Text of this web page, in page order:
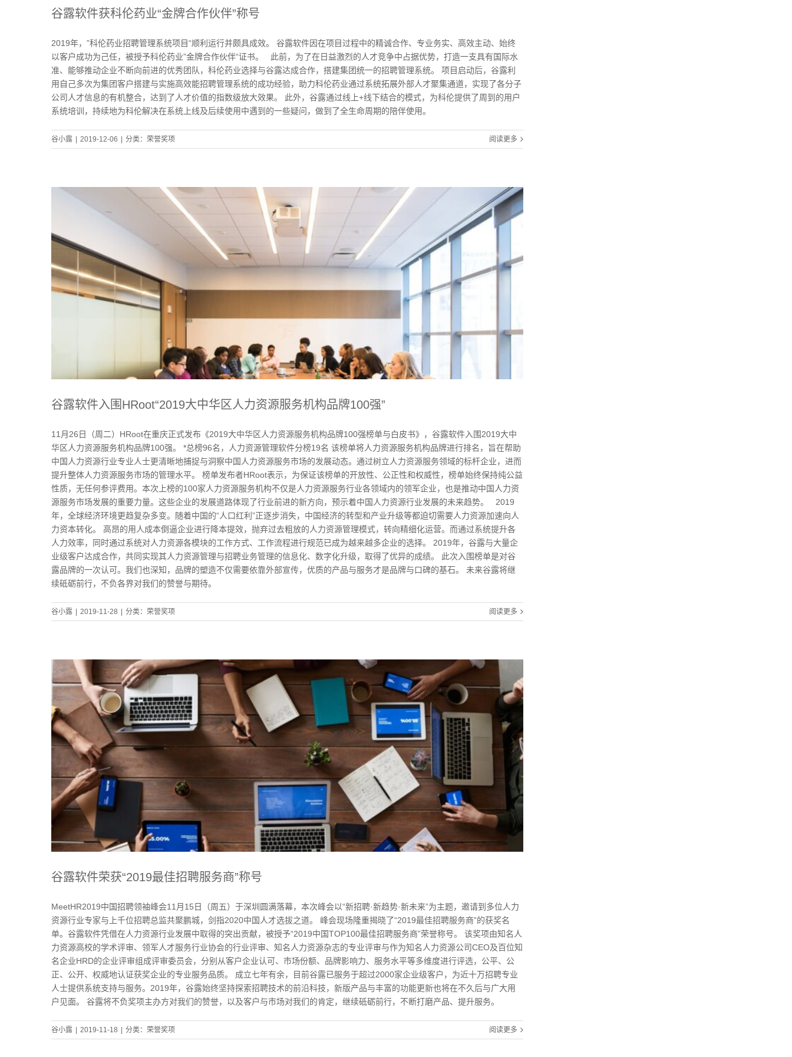
谷露软件获科伦药业“金牌合作伙伴”称号
2019年，”科伦药业招聘管理系统项目“顺利运行并颇具成效。 谷露软件因在项目过程中的精诚合作、专业务实、高效主动、始终
以客户成功为己任，被授予科伦药业”金牌合作伙伴“证书。 此前，为了在日益激烈的人才竞争中占据优势，打造一支具有国际水
准、能够推动企业不断向前进的优秀团队，科伦药业选择与谷露达成合作，搭建集团统一的招聘管理系统。 项目启动后，谷露利
用自己多次为集团客户搭建与实施高效能招聘管理系统的成功经验，助力科伦药业通过系统拓展外部人才聚集通道，实现了各分子
公司人才信息的有机整合，达到了人才价值的指数级放大效果。 此外，谷露通过线上+线下结合的模式，为科伦提供了周到的用户
系统培训，持续地为科伦解决在系统上线及后续使用中遇到的一些疑问，做到了全生命周期的陪伴使用。
谷小露 2019-12-06 分类： 荣誉奖项 阅读更多
谷露软件入围HRoot“2019大中华区人力资源服务机构品牌100强”
11月26日（周二）HRoot在重庆正式发布《2019大中华区人力资源服务机构品牌100强榜单与白皮书》，谷露软件入围2019大中
华区人力资源服务机构品牌100强。 *总榜96名，人力资源管理软件分榜19名 该榜单将人力资源服务机构品牌进行排名，旨在帮助
中国人力资源行业专业人士更清晰地捕捉与洞察中国人力资源服务市场的发展动态。通过树立人力资源服务领域的标杆企业，进而
提升整体人力资源服务市场的管理水平。 榜单发布者HRoot表示，为保证该榜单的开放性、公正性和权威性，榜单始终保持纯公益
性质，无任何参评费用。本次上榜的100家人力资源服务机构不仅是人力资源服务行业各领域内的领军企业，也是推动中国人力资
源服务市场发展的重要力量。这些企业的发展道路体现了行业前进的新方向，预示着中国人力资源行业发展的未来趋势。 2019
年，全球经济环境更趋复杂多变。随着中国的“人口红利”正逐步消失，中国经济的转型和产业升级等都迫切需要人力资源加速向人
力资本转化。 高昂的用人成本倒逼企业进行降本提效，抛弃过去粗放的人力资源管理模式，转向精细化运营。而通过系统提升各
人力效率，同时通过系统对人力资源各模块的工作方式、工作流程进行规范已成为越来越多企业的选择。 2019年，谷露与大量企
业级客户达成合作，共同实现其人力资源管理与招聘业务管理的信息化、数字化升级，取得了优异的成绩。 此次入围榜单是对谷
露品牌的一次认可。我们也深知，品牌的塑造不仅需要依靠外部宣传，优质的产品与服务才是品牌与口碑的基石。 未来谷露将继
续砥砺前行，不负各界对我们的赞誉与期待。
谷小露 2019-11-28 分类： 荣誉奖项 阅读更多
谷露软件荣获“2019最佳招聘服务商”称号
MeetHR2019中国招聘领袖峰会11月15日（周五）于深圳圆满落幕，本次峰会以“新招聘·新趋势·新未来”为主题，邀请到多位人力
资源行业专家与上千位招聘总监共聚鹏城，剑指2020中国人才选拔之道。 峰会现场隆重揭晓了“2019最佳招聘服务商”的获奖名
单。谷露软件凭借在人力资源行业发展中取得的突出贡献，被授予“2019中国TOP100最佳招聘服务商”荣誉称号。 该奖项由知名人
力资源高校的学术评审、领军人才服务行业协会的行业评审、知名人力资源杂志的专业评审与作为知名人力资源公司CEO及百位知
名企业HRD的企业评审组成评审委员会，分别从客户企业认可、市场份额、品牌影响力、服务水平等多维度进行评选，公平、公
正、公开、权威地认证获奖企业的专业服务品质。 成立七年有余，目前谷露已服务于超过2000家企业级客户，为近十万招聘专业
人士提供系统支持与服务。2019年，谷露始终坚持探索招聘技术的前沿科技，新版产品与丰富的功能更新也将在不久后与广大用
户见面。 谷露将不负奖项主办方对我们的赞誉，以及客户与市场对我们的肯定，继续砥砺前行，不断打磨产品、提升服务。
谷小露 | 2019-11-18 | 分类： 荣誉奖项 阅读更多